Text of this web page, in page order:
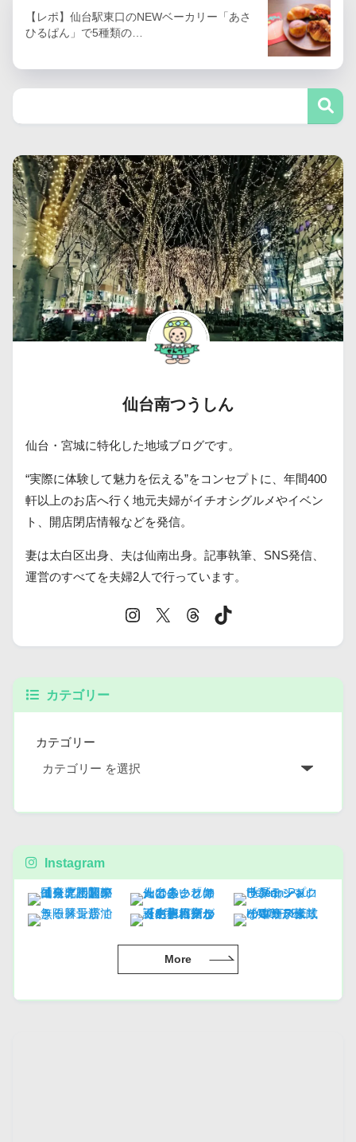
【レポ】仙台駅東口のNEWベーカリー「あさ
ひるぱん」で5種類の…
仙台南つうしん
仙台・宮城に特化した地域ブログです。
“実際に体験して魅力を伝える”をコンセプトに、年間400
軒以上のお店へ行く地元夫婦がイチオシグルメやイベン
ト、開店閉店情報などを発信。
妻は太白区出身、夫は仙南出身。記事執筆、SNS発信、
運営のすべてを夫婦2人で行っています。
カテゴリー
カテゴリー
Instagram
More